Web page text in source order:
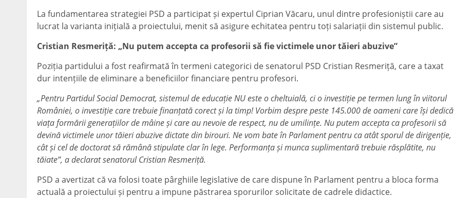
La fundamentarea strategiei PSD a participat și expertul Ciprian Văcaru, unul dintre profesioniștii care au
lucrat la varianta inițială a proiectului, menit să asigure echitatea pentru toți salariații din sistemul public.
Cristian Resmeriță: „Nu putem accepta ca profesorii să fie victimele unor tăieri abuzive”
Poziția partidului a fost reafirmată în termeni categorici de senatorul PSD Cristian Resmeriță, care a taxat
dur intențiile de eliminare a beneficiilor financiare pentru profesori.
„Pentru Partidul Social Democrat, sistemul de educație NU este o cheltuială, ci o investiție pe termen lung în viitorul
României, o investiție care trebuie finanțată corect și la timp! Vorbim despre peste 145.000 de oameni care își dedică
viața formării generațiilor de mâine și care au nevoie de respect, nu de umilințe. Nu putem accepta ca profesorii să
devină victimele unor tăieri abuzive dictate din birouri. Ne vom bate în Parlament pentru ca atât sporul de dirigenție,
cât și cel de doctorat să rămână stipulate clar în lege. Performanța și munca suplimentară trebuie răsplătite, nu
tăiate”, a declarat senatorul Cristian Resmeriță.
PSD a avertizat că va folosi toate pârghiile legislative de care dispune în Parlament pentru a bloca forma
actuală a proiectului și pentru a impune păstrarea sporurilor solicitate de cadrele didactice.